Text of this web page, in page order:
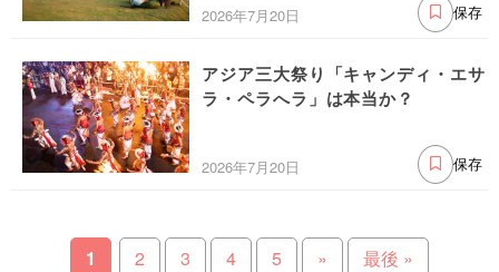
2026年7月20日 保存
アジア三大祭り「キャンディ・エサ
ラ・ペラへラ」は本当か？
2026年7月20日 保存
1 2 3 4 5 » 最後 »